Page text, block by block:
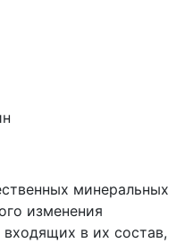
минеральных
изменения
в их состав,